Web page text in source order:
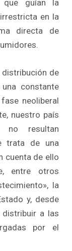
que guían la
en la
directa de
distribución de
constante
neoliberal
nuestro país
resultan
trata de una
cuenta de ello
entre otros
la
y, desde
distribuir a las
por el